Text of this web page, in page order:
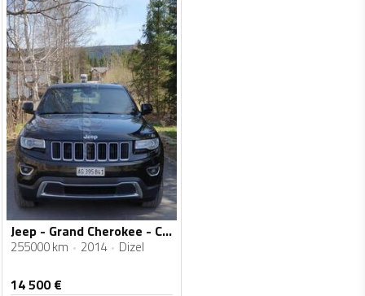
Jeep - Grand Cherokee - CRD
255000 km 2014 Dizel
14 500€